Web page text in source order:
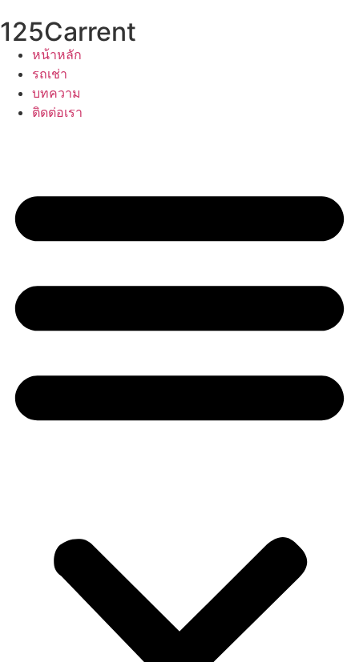
to
content
125Carrent
หน้าหลัก
รถเช่า
บทความ
ติดต่อเรา